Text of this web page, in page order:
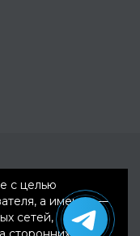
с целью
а именно —
сетей,